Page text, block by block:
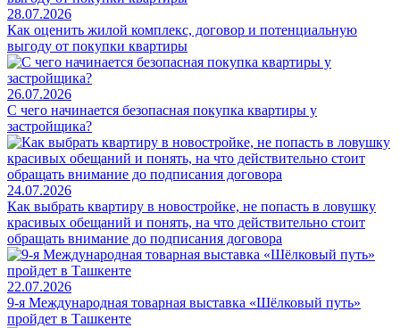
28.07.2026
Как оценить жилой комплекс, договор и потенциальную
выгоду от покупки квартиры
26.07.2026
С чего начинается безопасная покупка квартиры у
застройщика?
24.07.2026
Как выбрать квартиру в новостройке, не попасть в ловушку
красивых обещаний и понять, на что действительно стоит
обращать внимание до подписания договора
22.07.2026
9-я Международная товарная выставка «Шёлковый путь»
пройдет в Ташкенте